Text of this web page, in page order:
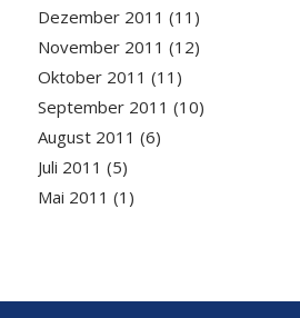
Dezember 2011 (11)
November 2011 (12)
Oktober 2011 (11)
September 2011 (10)
August 2011 (6)
Juli 2011 (5)
Mai 2011 (1)